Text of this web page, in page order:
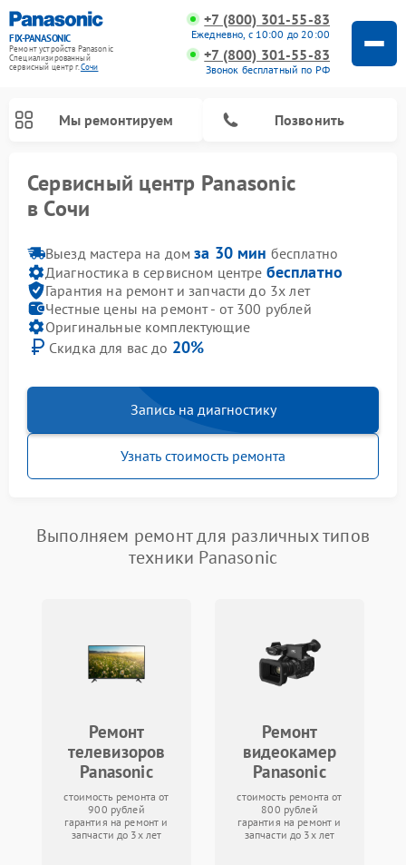
FIX-PANASONIC
Ремонт устройств Panasonic
Специализированный
cервисный центр г.Сочи
+7 (800) 301-55-83
Ежедневно, с 10:00 до 20:00
+7 (800) 301-55-83
Звонок бесплатный по РФ
Мы ремонтируем Позвонить
Сервисный центр Panasonic
в Сочи
Выезд мастера на домза 30 мин бесплатно
Диагностика в сервисном центре бесплатно
Гарантия на ремонт и запчасти до 3х лет
Честные цены на ремонт - от 300 рублей
Оригинальные комплектующие
Скидка для вас до 20%
Запись на диагностику
Узнать стоимость ремонта
Выполняем ремонт для различных типов
техники Panasonic
Ремонт
телевизоров
Panasonic
стоимость ремонта от
900 рублей
гарантия на ремонт и
запчасти до 3х лет
Ремонт
видеокамер
Panasonic
стоимость ремонта от
800 рублей
гарантия на ремонт и
запчасти до 3х лет